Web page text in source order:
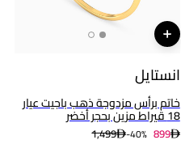
انستايل
خاتم برأس مزدوجة ذهب باجيت عيار
18 قيراط مزين بحجر أخضر
1,499 40%- 899